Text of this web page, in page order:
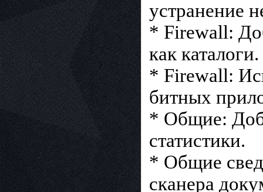
устранение
* Firewall:
как каталоги.
* Firewall:
битных
* Общие:
статистики.
* Общие
сканера